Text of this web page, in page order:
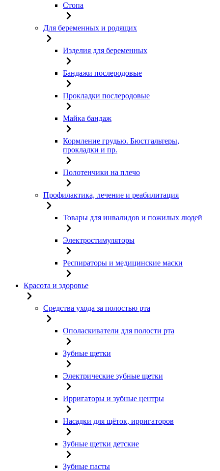
Стопа
Для беременных и родящих
Изделия для беременных
Бандажи послеродовые
Прокладки послеродовые
Майка бандаж
Кормление грудью. Бюстгальтеры,
прокладки и пр.
Полотенчики на плечо
Профилактика, лечение и реабилитация
Товары для инвалидов и пожилых людей
Электростимуляторы
Респираторы и медицинские маски
Красота и здоровье
Средства ухода за полостью рта
Ополаскиватели для полости рта
Зубные щетки
Электрические зубные щетки
Ирригаторы и зубные центры
Насадки для щёток, ирригаторов
Зубные щетки детские
Зубные пасты